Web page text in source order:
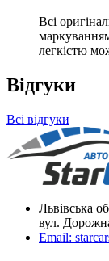
Всі
легкістю
Відгуки
Всі відгуки
Львівська
вул.
Email: